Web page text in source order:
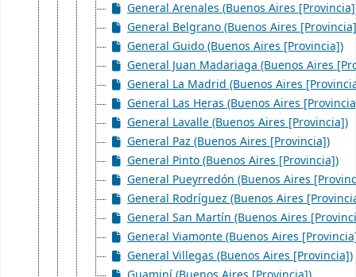
General Arenales (Buenos Aires
General Belgrano (Buenos Aires
General Guido (Buenos Aires [Provincia])
General Juan Madariaga (Buenos Aires
General La Madrid (Buenos Aires
General Las Heras (Buenos Aires
General Lavalle (Buenos Aires [Provincia])
General Paz (Buenos Aires [Provincia])
General Pinto (Buenos Aires [Provincia])
General Pueyrredón (Buenos Aires
General Rodríguez (Buenos Aires
General San Martín (Buenos Aires
General Viamonte (Buenos Aires
General Villegas (Buenos Aires [Provincia])